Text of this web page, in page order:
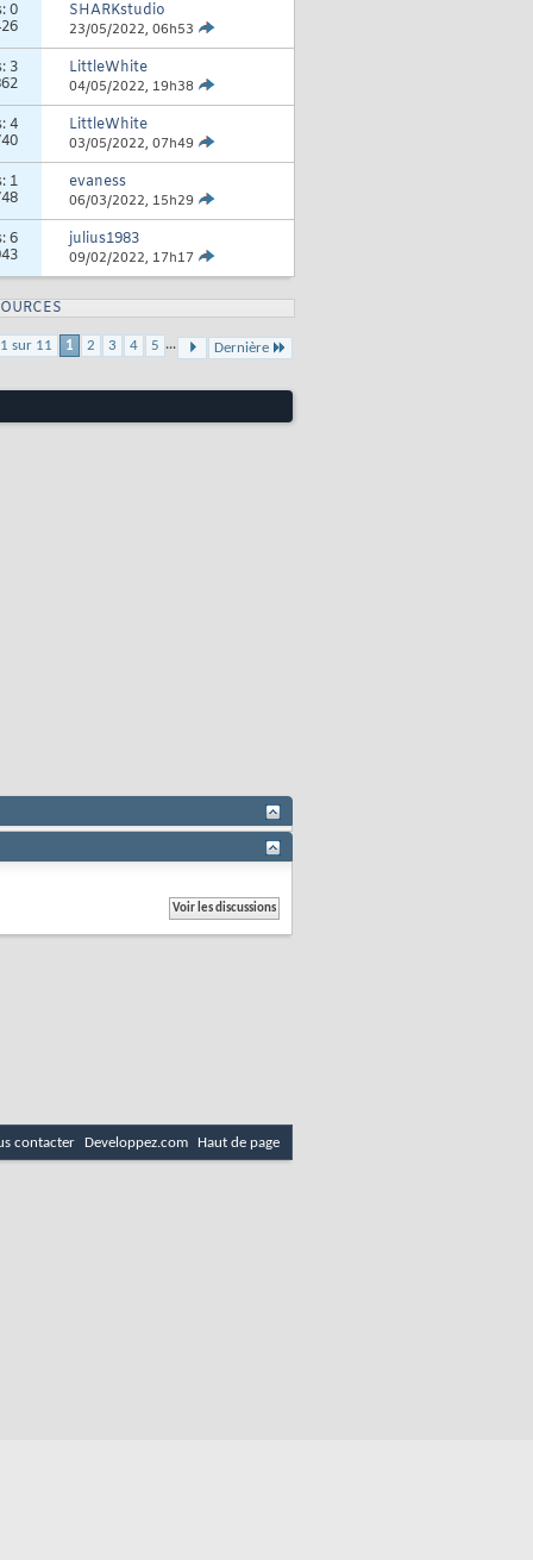
0
SHARKstudio
23/05/2022, 06h53
3
LittleWhite
04/05/2022, 19h38
4
LittleWhite
03/05/2022, 07h49
1
evaness
06/03/2022, 15h29
6
julius1983
09/02/2022, 17h17
sur 11 1 2 3 4 5 ... Dernière
contacter Developpez.com Haut de page